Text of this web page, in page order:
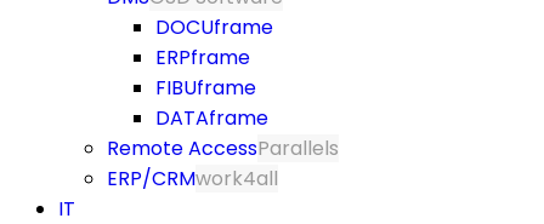
DOCUframe
ERPframe
FIBUframe
DATAframe
Remote AccessParallels
ERP/CRMwork4all
IT